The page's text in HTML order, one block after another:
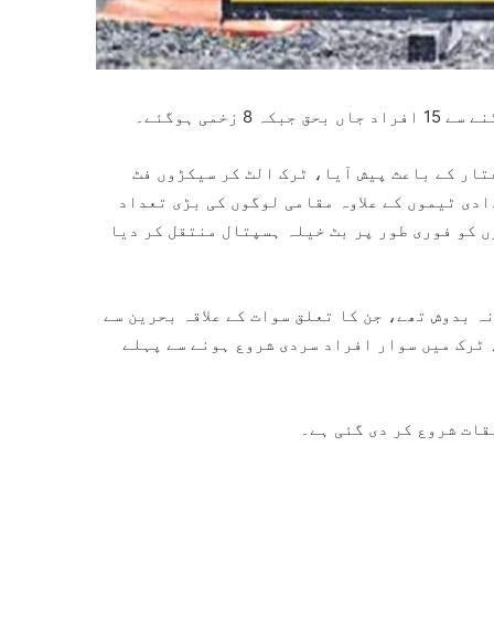
ہوگئے۔
کے باعث پیش آیا، ٹرک الٹ کر سیکڑوں فٹ
ٹیموں کے علاوہ مقامی لوگوں کی بڑی تعداد
کو فوری طور پر بٹ خیلہ ہسپتال منتقل کر دیا
بدوش تھے، جن کا تعلق سوات کے علاقہ بحرین سے
میں سوار افراد سردی شروع ہونے سے پہلے
شروع کر دی گئی ہے۔